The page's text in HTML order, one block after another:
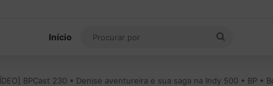
Início
BPCast 230 • Denise aventureira e sua saga na Indy 500 • BP •